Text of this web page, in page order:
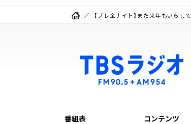
【プレ金ナイト】また来年もいらし
番組表
コンテンツ